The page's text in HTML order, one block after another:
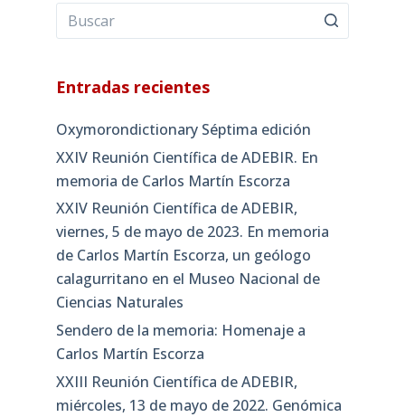
Entradas recientes
Oxymorondictionary Séptima edición
XXIV Reunión Científica de ADEBIR. En
memoria de Carlos Martín Escorza
XXIV Reunión Científica de ADEBIR,
viernes, 5 de mayo de 2023. En memoria
de Carlos Martín Escorza, un geólogo
calagurritano en el Museo Nacional de
Ciencias Naturales
Sendero de la memoria: Homenaje a
Carlos Martín Escorza
XXIII Reunión Científica de ADEBIR,
miércoles, 13 de mayo de 2022. Genómica